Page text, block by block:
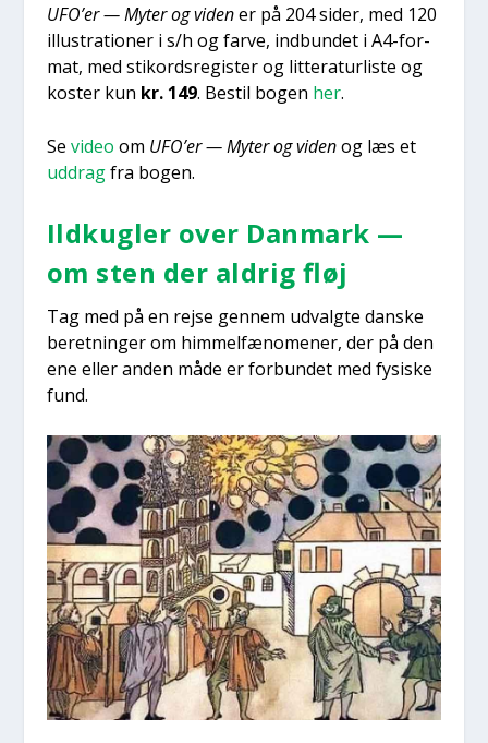
UFO’er — Myter og videner på 204 sider, med 120
illu­stra­tio­ner i s/h og far­ve, ind­bun­det i A4-for­
mat, med sti­kord­s­re­gi­ster og lit­te­ra­tur­li­ste og
koster kun kr. 149. Bestil bogen her.
Se video om UFO’er — Myter og videnog læs et
uddragfra bogen.
Ild­kug­ler over Dan­mark —
om sten der aldrig fløj
Tag med på en rej­se gen­nem udvalg­te dan­ske
beret­nin­ger om him­mel­fæ­no­me­ner, der på den
ene eller anden måde er for­bun­det med fysi­ske
fund.